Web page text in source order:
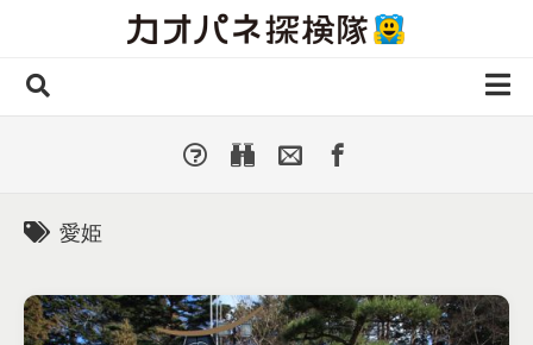
国外・海外
人気カオパネ
愛姫